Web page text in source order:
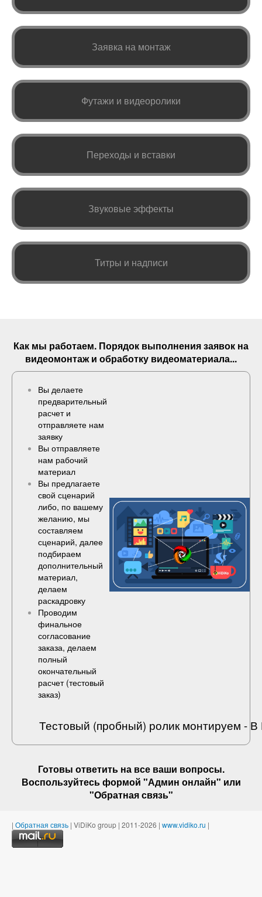
Заявка на монтаж
Футажи и видеоролики
Переходы и вставки
Звуковые эффекты
Титры и надписи
Как мы работаем. Порядок выполнениязаявок на
видеомонтаж и обработку видеоматериала...
Вы делаете
предварительный
расчет и
отправляете нам
заявку
Вы отправляете
нам рабочий
материал
Вы предлагаете
свой сценарий
либо, по вашему
желанию, мы
составляем
сценарий, далее
подбираем
дополнительный
материал,
делаем
раскадровку
Проводим
финальное
согласование
заказа, делаем
полный
окончательный
расчет (тестовый
заказ)
Тестовый (пробный) ролик монтируем -
Готовы ответить на все ваши вопросы.
Воспользуйтесь формой "Админ онлайн" или
"Обратная связь"
| Обратная связь | ViDiKo group | 2011-2026 | www.vidiko.ru |